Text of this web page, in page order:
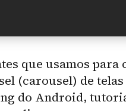
que usamos
(carousel) de
do Android,